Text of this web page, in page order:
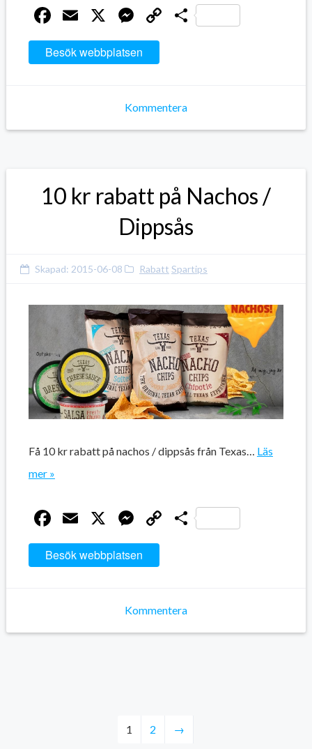
Facebook
Email
X Messenger
CopyDela
Besök webbplatsen
Kommentera
10 kr rabatt på Nachos /
Dippsås
Skapad: 2015-06-08 Rabatt Spartips
Få 10 kr rabatt på nachos / dippsås från Texas… Läs
mer »
Facebook
Email
X Messenger
CopyDela
Besök webbplatsen
Kommentera
1 2 →